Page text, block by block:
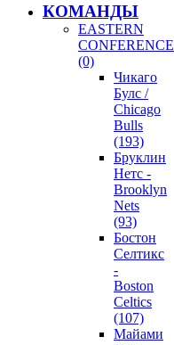
КОМАНДЫ
EASTERN
CONFERENCE
(0)
Чикаго
Булс /
Chicago
Bulls
(193)
Бруклин
Нетс -
Brooklyn
Nets
(93)
Бостон
Селтикс
-
Boston
Celtics
(107)
Майами